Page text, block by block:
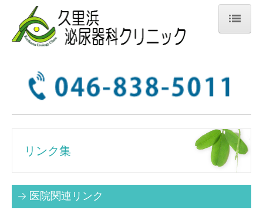
ホーム
ご挨拶
当院のご案内
医師のご紹介
リンク集
医院関連リンク